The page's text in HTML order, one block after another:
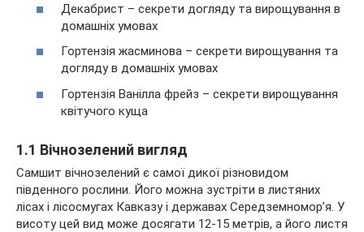
Декабрист – секрети догляду та вирощування в
домашніх умовах
Гортензія жасминова – секрети вирощування та
догляду в домашніх умовах
Гортензія Ванілла фрейз – секрети вирощування
квітучого куща
1.1 Вічнозелений вигляд
Самшит вічнозелений є самої дикої різновидом
південного рослини. Його можна зустріти в листяних
лісах і лісосмугах Кавказу і державах Середземномор’я. У
висоту цей вид може досягати 12-15 метрів, а його листя